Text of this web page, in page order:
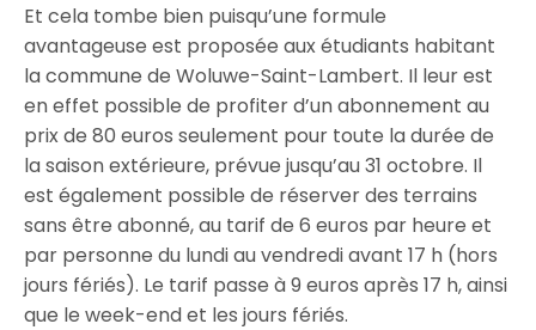
Et cela tombe bien puisqu’une formule
avantageuse est proposée aux étudiants habitant
la commune de Woluwe-Saint-Lambert. Il leur est
en effet possible de profiter d’un abonnement au
prix de 80 euros seulement pour toute la durée de
la saison extérieure, prévue jusqu’au 31 octobre. Il
est également possible de réserver des terrains
sans être abonné, au tarif de 6 euros par heure et
par personne du lundi au vendredi avant 17 h (hors
jours fériés). Le tarif passe à 9 euros après 17 h, ainsi
que le week-end et les jours fériés.